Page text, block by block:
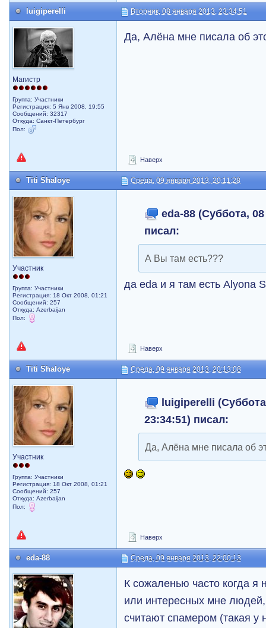
luigiperelli Вторник, 08 января 2013, 23:34:51
Магистр
Группа: Участники
Регистрация: 5 Янв 2008, 19:55
Сообщений: 32317
Откуда: Санкт-Петербург
Пол:
Да, Алёна мне писала об
Наверх
Titi Shaloye Среда, 09 января 2013, 20:11:28
Участник
Группа: Участники
Регистрация: 18 Окт 2008, 01:21
Сообщений: 257
Откуда: Azerbaijan
Пол:
eda-88 (Суббота,
писал:
А Вы там есть???
да eda и я там есть Alyona
Наверх
Titi Shaloye Среда, 09 января 2013, 20:13:08
Участник
Группа: Участники
Регистрация: 18 Окт 2008, 01:21
Сообщений: 257
Откуда: Azerbaijan
Пол:
luigiperelli
23:34:51) писал:
Да, Алёна мне писала об
Наверх
eda-88 Среда, 09 января 2013, 22:00:13
К сожаленью часто когда я
или интересных мне
считают спамером (такая у